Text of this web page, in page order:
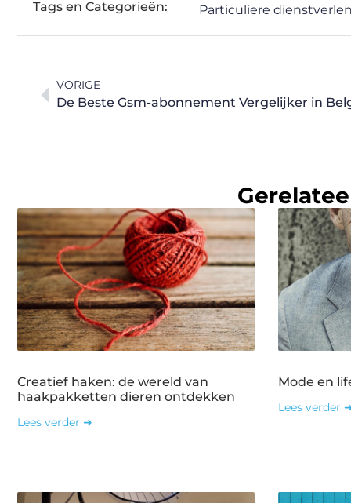
Tags en Categorieën: Particuliere
VORIGE
De Beste Gsm-abonnement Vergelijker in
Creatief haken: de wereld van
haakpakketten dieren ontdekken
Lees verder ➜
Mode en
Lees verder